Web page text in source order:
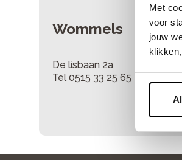
Met
voor
jouw
Wommels
De lisbaan 2a
Tel 0515 33 25 65